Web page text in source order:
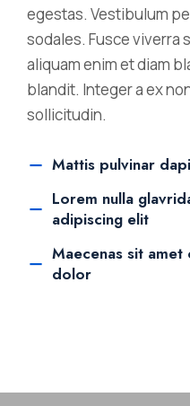
egestas. Vestibulum
sodales. Fusce viverra
aliquam enim et diam
blandit. Integer a ex
sollicitudin.
Mattis pulvinar
Lorem nulla
adipiscing elit
Maecenas sit
dolor